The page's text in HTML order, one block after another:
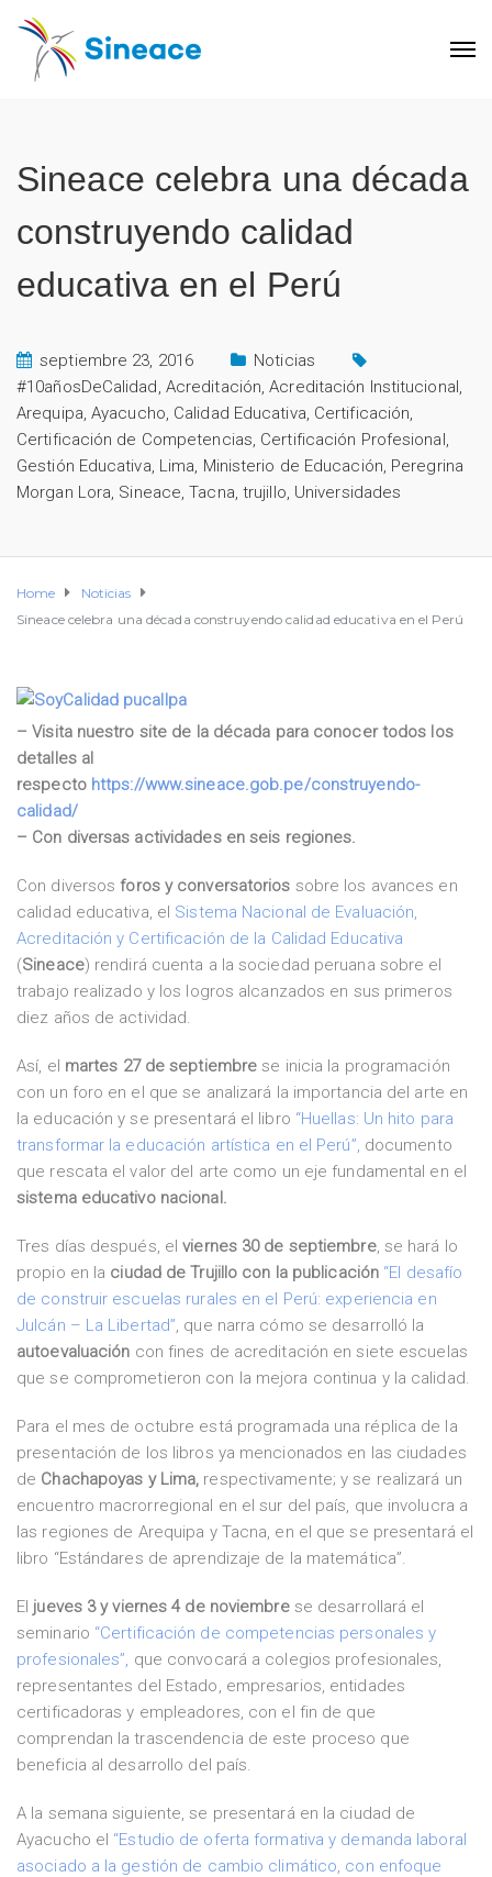
Sineace celebra una década
construyendo calidad
educativa en el Perú
septiembre 23, 2016
Noticias
#10añosDeCalidad, Acreditación,Acreditación Institucional,
Arequipa,Ayacucho, Calidad Educativa, Certificación,
Certificación de Competencias, Certificación Profesional,
Gestión Educativa, Lima, Ministerio de Educación, Peregrina
Morgan Lora, Sineace,Tacna, trujillo, Universidades
Home
Noticias
Sineace celebra una década construyendo calidad educativa en el Perú
– Visita nuestro site de la década para conocer todos los
detalles al
respecto https://www.sineace.gob.pe/construyendo-
calidad/
– Con diversas actividades en seis regiones.
Con diversosforos y conversatorios sobre los avances en
calidad educativa, el Sistema Nacional de Evaluación,
Acreditación y Certificación de la Calidad Educativa
(Sineace) rendirá cuenta a la sociedad peruana sobre el
trabajo realizado y los logros alcanzados en sus primeros
diez años de actividad.
Así, el martes 27 de septiembre se inicia la programación
con un foro en el que se analizará la importancia del arte en
la educación y se presentará el libro “Huellas: Un hito para
transformar la educación artística en el Perú”, documento
que rescata el valor del arte como un eje fundamental en el
sistema educativo nacional.
Tres días después, el viernes 30 de septiembre, se hará lo
propio en la ciudad de Trujillo con la publicación “El desafío
de construir escuelas rurales en el Perú: experiencia en
Julcán – La Libertad”, que narra cómo se desarrolló la
autoevaluación con fines de acreditación en siete escuelas
que se comprometieron con la mejora continua y la calidad.
Para el mes de octubre está programada una réplica de la
presentación de los libros ya mencionados en las ciudades
de Chachapoyas y Lima, respectivamente; y se realizará un
encuentro macrorregional en el sur del país, que involucra a
las regiones de Arequipa y Tacna, en el que se presentará el
libro “Estándares de aprendizaje de la matemática”.
El jueves 3 y viernes 4 de noviembrese desarrollará el
seminario “Certificación de competencias personales y
profesionales”, que convocará a colegios profesionales,
representantes del Estado, empresarios, entidades
certificadoras y empleadores, con el fin de que
comprendan la trascendencia de este proceso que
beneficia al desarrollo del país.
A la semana siguiente, se presentará en la ciudad de
Ayacucho el “Estudio de oferta formativa y demanda laboral
asociado a la gestión de cambio climático, con enfoque